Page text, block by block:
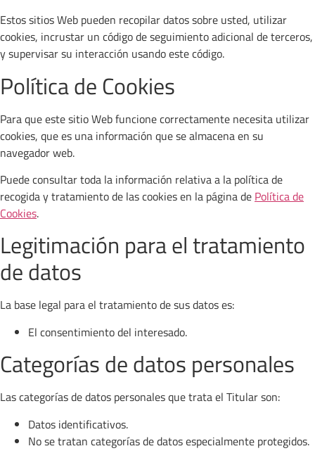
Estos sitios Web pueden recopilar datos sobre usted, utilizar
cookies, incrustar un código de seguimiento adicional de terceros,
y supervisar su interacción usando este código.
Política de Cookies
Para que este sitio Web funcione correctamente necesita utilizar
cookies, que es una información que se almacena en su
navegador web.
Puede consultar toda la información relativa a la política de
recogida y tratamiento de las cookies en la página de Política de
Cookies.
Legitimación para el tratamiento
de datos
La base legal para el tratamiento de sus datos es:
El consentimiento del interesado.
Categorías de datos personales
Las categorías de datos personales que trata el Titular son:
Datos identificativos.
No se tratan categorías de datos especialmente protegidos.